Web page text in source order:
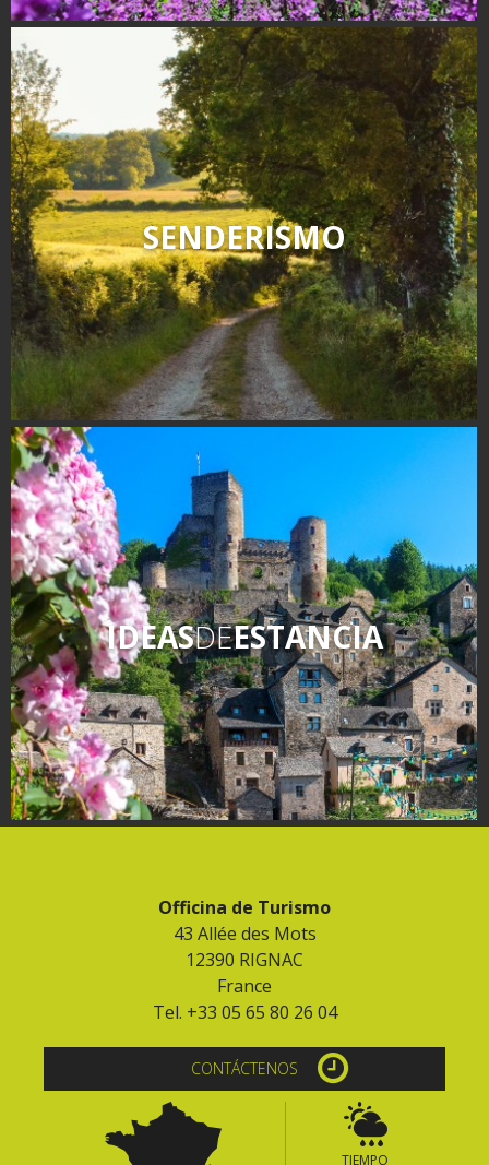
SENDERISMO
IDEASDEESTANCIA
Officina de Turismo
43 Allée des Mots
12390 RIGNAC
France
Tel. +33 05 65 80 26 04
CONTÁCTENOS
TIEMPO